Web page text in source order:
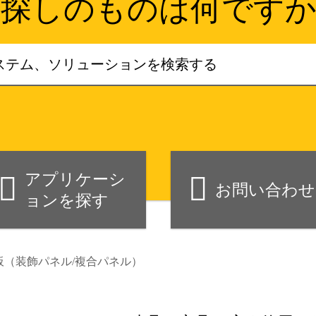
しのものは何です
アプリケーシ
ョンを探す
お問い合わせ
（装飾パネル/複合パネル）